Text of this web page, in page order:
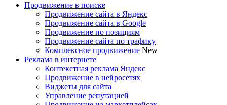
Продвижение в поиске
Продвижение сайта в Яндекс
Продвижение сайта в Google
Продвижение по позициям
Продвижение сайта по трафику
Комплексное продвижение New
Реклама в интернете
Контекстная реклама Яндекс
Продвижение в нейросетях
Виджеты для сайта
Управление репутацией